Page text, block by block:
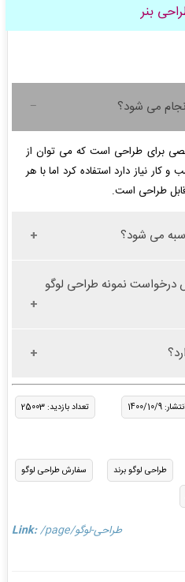
بنر
می شود؟
برای طراحی است که می توان از
نیاز دارد استفاده کرد اما با هر
قابل طراحی است.
می شود؟
درخواست نمونه طراحی لوگو
1400/10/9
تعداد بازدید: 25003
طراحی لوگو برند
سفارش طراحی لوگو
Link: /page/طراحی-لوگو